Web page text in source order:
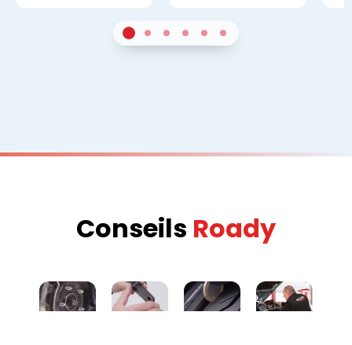
Sur 42Sur 43Sur 44Sur 45Sur 46Sur 4
Conseils Roady